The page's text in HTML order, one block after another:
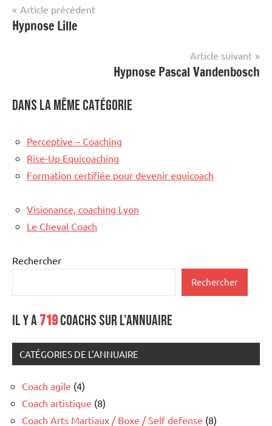
Navigation
de
Article précédent
Hypnose Lille
Article suivant
Hypnose Pascal Vandenbosch
Dans la même catégorie
Perceptive – Coaching
Rise-Up Equicoaching
Formation certifiée pour devenir equicoach
Visionance, coaching Lyon
Le Cheval Coach
Rechercher
Rechercher
Il y a719coachs sur l'annuaire
CATÉGORIES DE L'ANNUAIRE
Coach agile (4)
Coach artistique (8)
Coach Arts Martiaux / Boxe / Self defense (8)